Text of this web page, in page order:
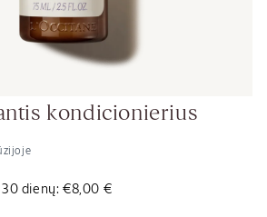
kondicionierius
30 dienų: €8,00 €